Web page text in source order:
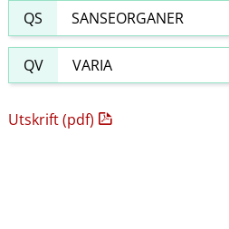
QS SANSEORGANER
QV VARIA
Utskrift (pdf)